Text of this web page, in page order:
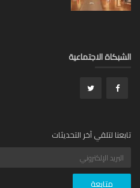
الاجتماعية
لتلقي آخر التحديثات